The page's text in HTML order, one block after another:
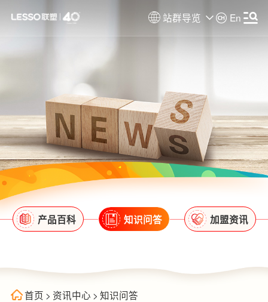
站群导览 En
产品百科 知识问答 加盟资讯
首页 > 资讯中心 > 知识问答